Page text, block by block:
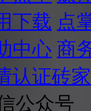
下载 点
中心 商
认证砖家